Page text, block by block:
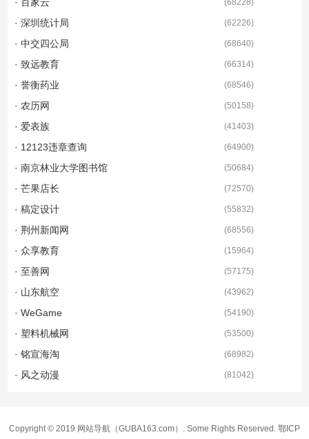
(68228)
· 深圳统计局 (62226)
· 中交四公局 (68640)
· 致远教育 (66314)
· 誉衡药业 (68546)
· 农历网 (50158)
· 爱表族 (41403)
· 12123违章查询 (64900)
· 南京林业大学图书馆 (50684)
· 芒果店长 (72570)
· 稿定设计 (55832)
· 荆州新闻网 (68556)
· 众享教育 (15964)
· 至善网 (57175)
· 山东航空 (43962)
· WeGame (54190)
· 塑料机械网 (53500)
· 铭宣海淘 (68982)
· 风之动漫 (81042)
Copyright © 2019 网站导航 （GUBA163.com）. Some Rights Reserved. 鄂ICP